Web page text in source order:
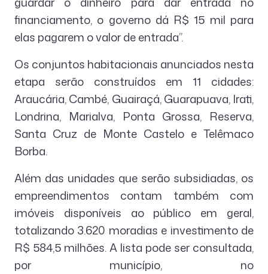
financiamento, o governo dá R$ 15 mil para
elas pagarem o valor de entrada”.
Os conjuntos habitacionais anunciados nesta
etapa serão construídos em 11 cidades:
Araucária, Cambé, Guairaçá, Guarapuava, Irati,
Londrina, Marialva, Ponta Grossa, Reserva,
Santa Cruz de Monte Castelo e Telêmaco
Borba.
Além das unidades que serão subsidiadas, os
empreendimentos contam também com
imóveis disponíveis ao público em geral,
totalizando 3.620 moradias e investimento de
R$ 584,5 milhões. A lista pode ser consultada,
por município, no